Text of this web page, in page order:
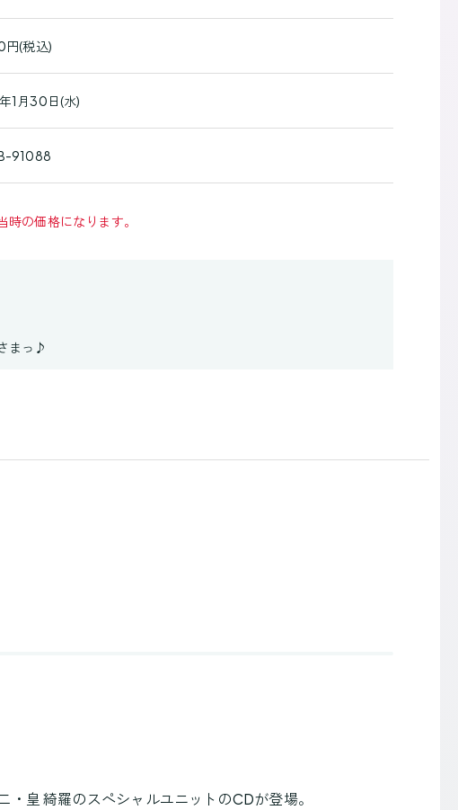
(税込)
1月30日(水)
91088
時の価格になります。
まっ♪
皇 綺羅のスペシャルユニットのCDが登場。